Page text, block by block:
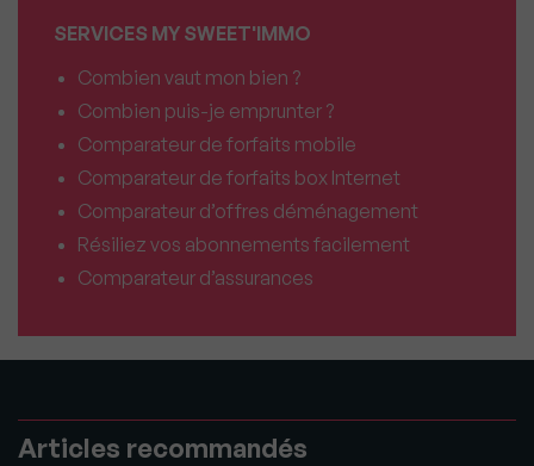
SERVICES MY SWEET'IMMO
Combien vaut mon bien ?
Combien puis-je emprunter ?
Comparateur de forfaits mobile
Comparateur de forfaits box Internet
Comparateur d’offres déménagement
Résiliez vos abonnements facilement
Comparateur d’assurances
Articles recommandés